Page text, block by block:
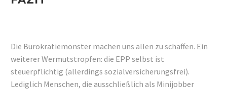
Die Bürokratiemonster machen uns allen zu schaffen. Ein
weiterer Wermutstropfen: die EPP selbst ist
steuerpflichtig (allerdings sozialversicherungsfrei).
Lediglich Menschen, die ausschließlich als Minijobber